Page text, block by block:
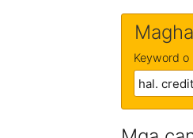
Keyword